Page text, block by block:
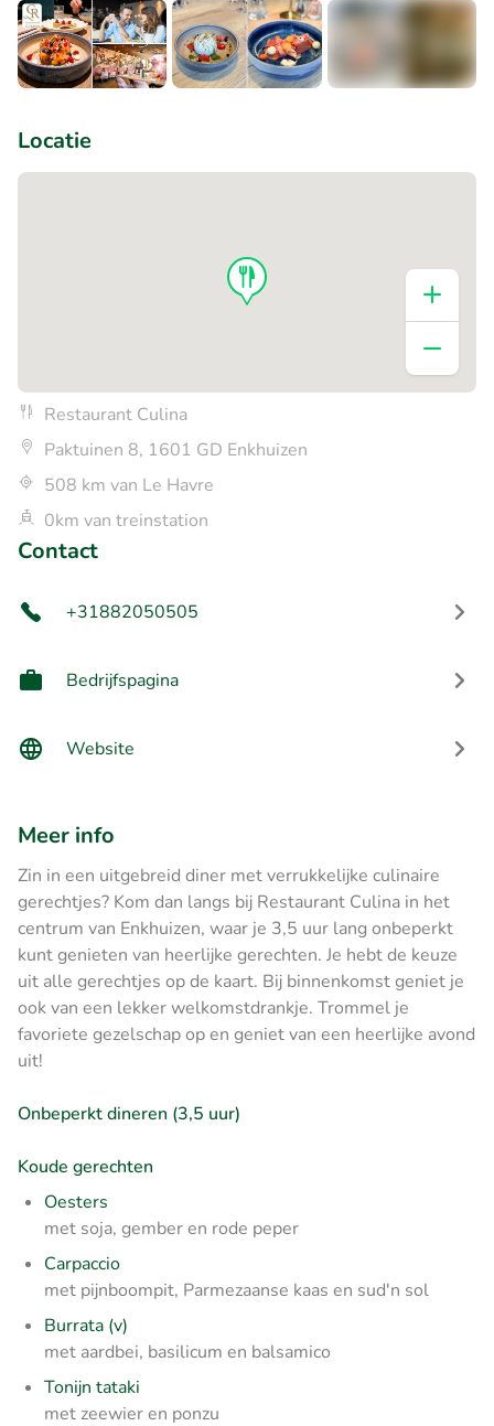
Locatie
Restaurant Culina
Paktuinen 8, 1601 GD Enkhuizen
508 km van Le Havre
0km van treinstation
Contact
+31882050505
Bedrijfspagina
Website
Meer info
Zin in een uitgebreid diner met verrukkelijke culinaire
gerechtjes? Kom dan langs bij Restaurant Culina in het
centrum van Enkhuizen, waar je 3,5 uur lang onbeperkt
kunt genieten van heerlijke gerechten. Je hebt de keuze
uit alle gerechtjes op de kaart. Bij binnenkomst geniet je
ook van een lekker welkomstdrankje. Trommel je
favoriete gezelschap op en geniet van een heerlijke avond
uit!
Onbeperkt dineren (3,5 uur)
Koude gerechten
Oesters
met soja, gember en rode peper
Carpaccio
met pijnboompit, Parmezaanse kaas en sud'n sol
Burrata (v)
met aardbei, basilicum en balsamico
Tonijn tataki
met zeewier en ponzu